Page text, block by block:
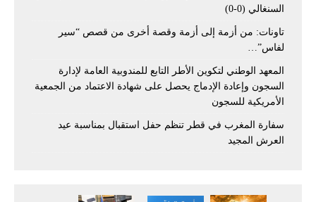
السنغالي (0-0)
تاونات: من أزمة إلى أزمة وقصة أخرى من قصص “سير
لفاس”…
المعهد الوطني لتكوين الأطر التابع للمندوبية العامة لإدارة
السجون وإعادة الإدماج يحصل على شهادة الاعتماد من الجمعية
الأمريكية للسجون
سفارة المغرب في قطر تنظم حفل استقبال بمناسبة عيد
العرش المجيد